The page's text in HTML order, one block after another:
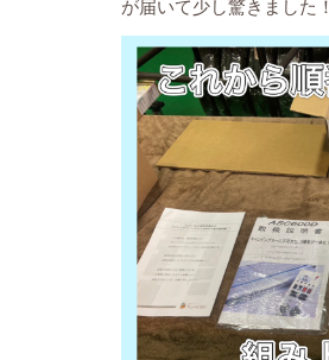
が届いて少し驚きました！